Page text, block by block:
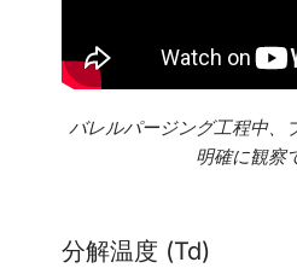
バレルパージング工程中、
明確に観察
分解温度 (Td)